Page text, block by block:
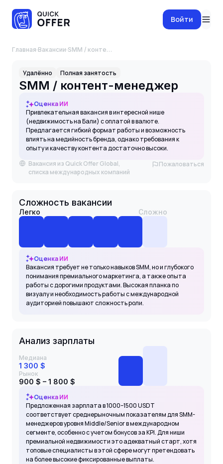
Войти
Главная·Вакансии· SMM / контент-менеджер
Удалённо Полная занятость
SMM / контент-менеджер
Оценка ИИ
Привлекательная вакансия в интересной нише
(недвижимость на Бали) с оплатой в валюте.
Предлагается гибкий формат работы и возможность
влиять на медийность бренда, однако требования к
опыту и качеству контента достаточно высоки.
Вакансия из Quick Offer Global,
списка международных компаний
Пожаловаться
Сложность вакансии
Легко Сложно
Оценка ИИ
Вакансия требует не только навыков SMM, но и глубокого
понимания премиального маркетинга, а также опыта
работы с дорогими продуктами. Высокая планка по
визуалу и необходимость работы с международной
аудиторией повышают сложность роли.
Анализ зарплаты
Медиана
1 300 $
Рынок
900 $ – 1 800 $
Оценка ИИ
Предложенная зарплата в 1000–1500 USDT
соответствует среднерыночным показателям для SMM-
менеджеров уровня Middle/Senior в международном
сегменте, особенно с учетом бонусов за KPI. Для ниши
премиальной недвижимости это адекватный старт, хотя
топовые специалисты в этой сфере могут претендовать
на более высокие фиксированные выплаты.